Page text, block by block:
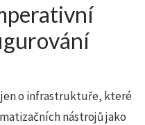
o infrastruktuře, které
nástrojů jako